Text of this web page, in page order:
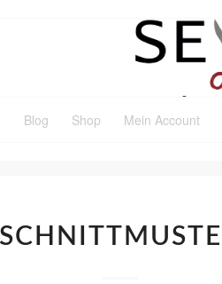
Blog Shop Mein Account